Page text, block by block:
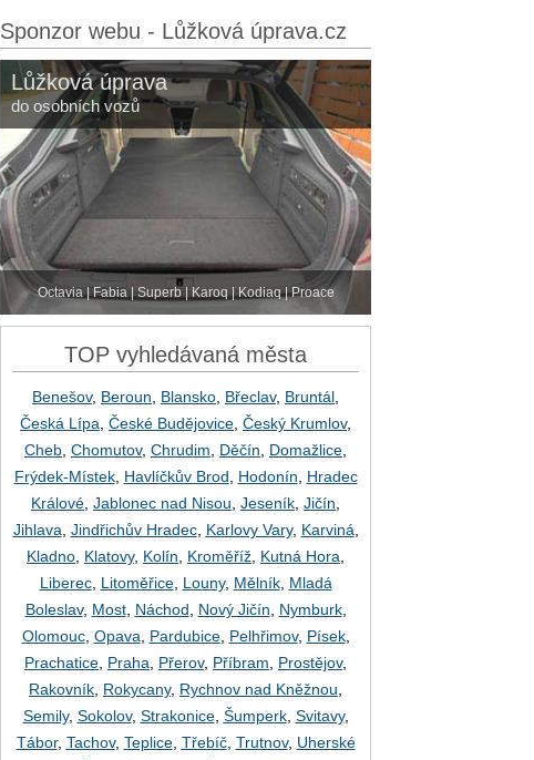
Sponzor webu - Lůžková úprava.cz
Lůžková úprava
do osobních vozů
Octavia | Fabia | Superb | Karoq | Kodiaq | Proace
TOP vyhledávaná města
Benešov, Beroun Blansko Břeclav, Bruntál
Česká Lípa České Budějovice Český Krumlov,
Cheb Chomutov, Chrudim Děčín Domažlice
Frýdek-Místek, Havlíčkův Brod Hodonín
Hradec
Králové Jablonec nad Nisou Jeseník Jičín
Jihlava Jindřichův Hradec, Karlovy Vary, Karviná
Kladno Klatovy, Kolín Kroměříž Kutná Hora
Liberec, Litoměřice, Louny, Mělník, Mladá
Boleslav, Most, Náchod Nový Jičín Nymburk,
Olomouc, Opava Pardubice, Pelhřimov, Písek,
Prachatice Praha Přerov, Příbram Prostějov,
Rakovník Rokycany, Rychnov nad Kněžnou
Semily, Sokolov, Strakonice, Šumperk, Svitavy,
Tábor, Tachov, Teplice, Třebíč, Trutnov, Uherské